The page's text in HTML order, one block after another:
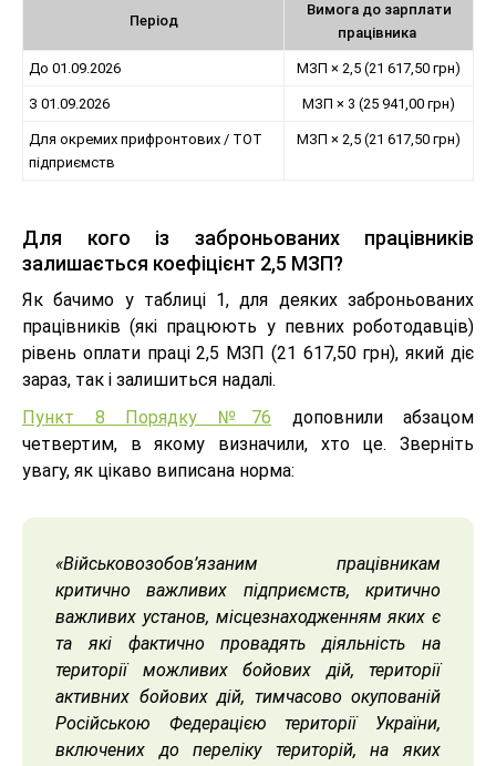
Період
Вимога до зарплати
працівника
До 01.09.2026 МЗП × 2,5 (21 617,50 грн)
З 01.09.2026 МЗП × 3 (25 941,00 грн)
Для окремих прифронтових / ТОТ
підприємств
МЗП × 2,5 (21 617,50 грн)
Для кого із заброньованих працівників
залишається коефіцієнт 2,5 МЗП?
Як бачимо у таблиці 1, для деяких заброньованих
працівників (які працюють у певних роботодавців)
рівень оплати праці 2,5 МЗП (21 617,50 грн), який діє
зараз, так і залишиться надалі.
Пункт 8 Порядку №76 доповнили абзацом
четвертим, в якому визначили, хто це. Зверніть
увагу, як цікаво виписана норма:
«Військовозобов’язаним працівникам
критично важливих підприємств, критично
важливих установ, місцезнаходженням яких є
та які фактично провадять діяльність на
території можливих бойових дій, території
активних бойових дій, тимчасово окупованій
Російською Федерацією території України,
включених до переліку територій, на яких